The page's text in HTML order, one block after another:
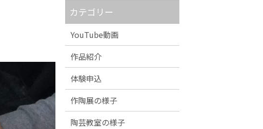
カテゴリー
YouTube動画
作品紹介
体験申込
作陶展の様子
陶芸教室の様子